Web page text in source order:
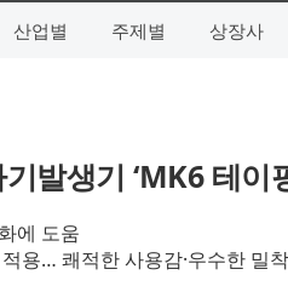
산업별 주제별 상장사
발생기 ‘MK6 테이
에 도움
용… 쾌적한 사용감·우수한 밀